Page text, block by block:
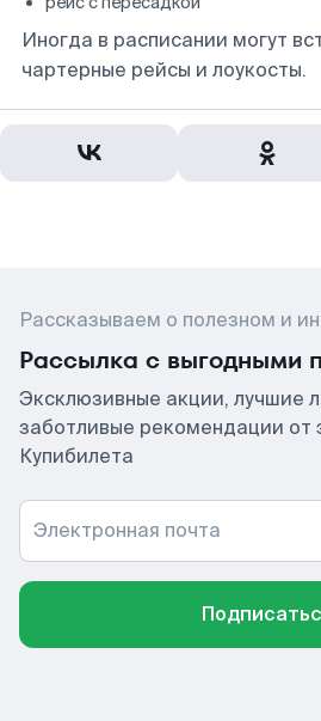
Иногда в расписании могут
чартерные рейсы и лоукосты.
Рассказываем о полезном и
Рассылка с выгодными
Эксклюзивные акции, лучшие
заботливые рекомендации от
Купибилета
Электронная почта